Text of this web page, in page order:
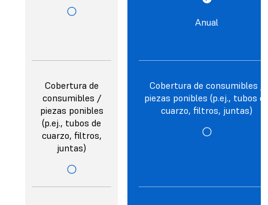
Cobertura de
consumibles /
piezas ponibles
(p.ej., tubos de
cuarzo, filtros,
juntas)
Anual
Cobertura de consumibles /
piezas ponibles (p.ej., tubos
cuarzo, filtros, juntas)